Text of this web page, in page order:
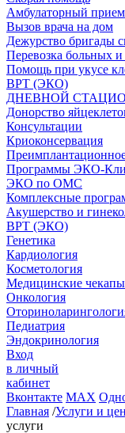
Амбулаторный прием
Вызов врача на дом
Дежурство бригады
Перевозка больных
Помощь при укусе
ВРТ (ЭКО)
ДНЕВНОЙ
Донорство
Консультации
Криоконсервация
Программы ЭКО-
ЭКО по ОМС
Комплексные
Акушерство и
ВРТ (ЭКО)
Генетика
Кардиология
Косметология
Медицинские чекапы
Онкология
Педиатрия
Эндокринология
Вход
в личный
кабинет
Вконтакте MAX
Главная /Услуги и
услуги